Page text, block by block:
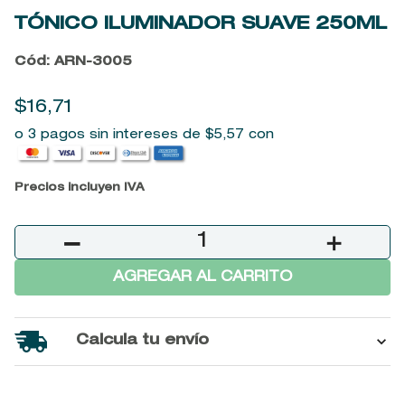
TÓNICO ILUMINADOR SUAVE 250ML
Cód: ARN-3005
$16, 71
o 3 pagos sin intereses de $5,57 con
Precios incluyen IVA
＋
－
AGREGAR AL CARRITO
Calcula tu envío
7.
kool beauty serum
retrinal
10 . john frieda